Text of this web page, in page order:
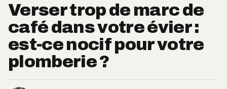
Verser trop de marc de
café dans votre évier :
est-ce nocif pour votre
plomberie ?